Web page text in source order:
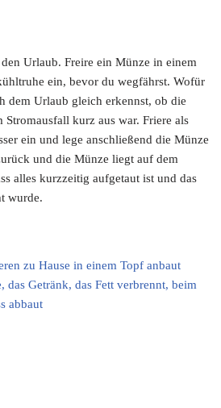
Urlaub. Freire ein Münze in einem
ein, bevor du wegfährst. Wofür
dem Urlaub gleich erkennst, ob die
Stromausfall kurz aus war. Friere als
ein und lege anschließend die Münze
und die Münze liegt auf dem
alles kurzzeitig aufgetaut ist und das
wurde.
zu Hause in einem Topf anbaut
das Getränk, das Fett verbrennt, beim
abbaut